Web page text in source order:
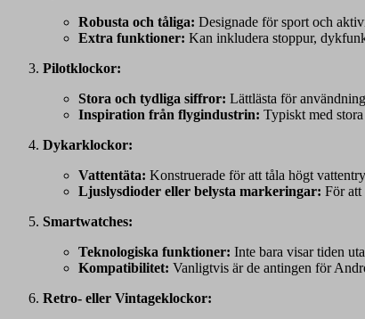
Robusta och tåliga: Designade för sport och
Extra funktioner: Kan inkludera stoppur,
Pilotklockor:
Stora och tydliga siffror: Lättlästa för
Inspiration från flygindustrin: Typiskt med
Dykarklockor:
Vattentäta: Konstruerade för att tåla högt
Ljuslysdioder eller belysta markeringar: För att
Smartwatches:
Teknologiska funktioner: Inte bara visar tiden
Kompatibilitet: Vanligtvis är de antingen för
Retro- eller Vintageklockor: